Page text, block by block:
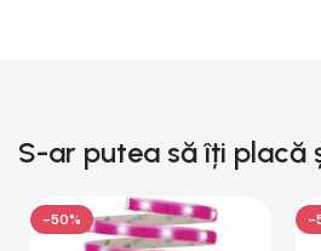
S-ar putea să îți placă
-50% -